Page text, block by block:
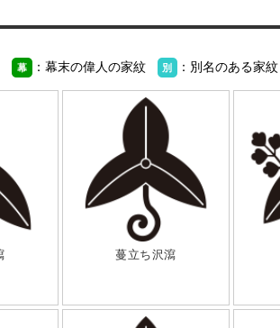
幕 ：幕末の偉人の家紋 別 ：別名のある家紋
蔓立ち沢瀉